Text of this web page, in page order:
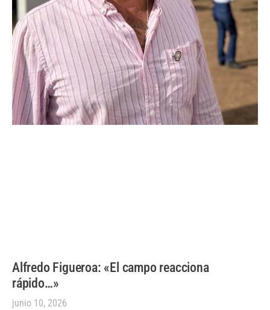
Alfredo Figueroa: «El campo reacciona
rápido…»
junio 10, 2026